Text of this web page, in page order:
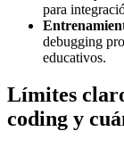
para
debugging
educativos.
Límites
coding y